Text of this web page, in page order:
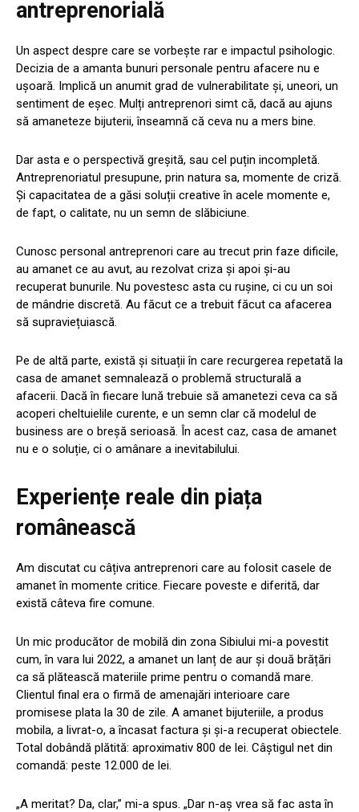
antreprenorială
Un aspect despre care se vorbește rar e impactul psihologic.
Decizia de a amanta bunuri personale pentru afacere nu e
ușoară. Implică un anumit grad de vulnerabilitate și, uneori, un
sentiment de eșec. Mulți antreprenori simt că, dacă au ajuns
să amaneteze bijuterii, înseamnă că ceva nu a mers bine.
Dar asta e o perspectivă greșită, sau cel puțin incompletă.
Antreprenoriatul presupune, prin natura sa, momente de criză.
Și capacitatea de a găsi soluții creative în acele momente e,
de fapt, o calitate, nu un semn de slăbiciune.
Cunosc personal antreprenori care au trecut prin faze dificile,
au amanet ce au avut, au rezolvat criza și apoi și-au
recuperat bunurile. Nu povestesc asta cu rușine, ci cu un soi
de mândrie discretă. Au făcut ce a trebuit făcut ca afacerea
să supraviețuiască.
Pe de altă parte, există și situații în care recurgerea repetată la
casa de amanet semnalează o problemă structurală a
afacerii. Dacă în fiecare lună trebuie să amanetezi ceva ca să
acoperi cheltuielile curente, e un semn clar că modelul de
business are o breșă serioasă. În acest caz, casa de amanet
nu e o soluție, ci o amânare a inevitabilului.
Experiențe reale din piața
românească
Am discutat cu câțiva antreprenori care au folosit casele de
amanet în momente critice. Fiecare poveste e diferită, dar
există câteva fire comune.
Un mic producător de mobilă din zona Sibiului mi-a povestit
cum, în vara lui 2022, a amanet un lanț de aur și două brățări
ca să plătească materiile prime pentru o comandă mare.
Clientul final era o firmă de amenajări interioare care
promisese plata la 30 de zile. A amanet bijuteriile, a produs
mobila, a livrat-o, a încasat factura și și-a recuperat obiectele.
Total dobândă plătită: aproximativ 800 de lei. Câștigul net din
comandă: peste 12.000 de lei.
„A meritat? Da, clar,” mi-a spus. „Dar n-aș vrea să fac asta în